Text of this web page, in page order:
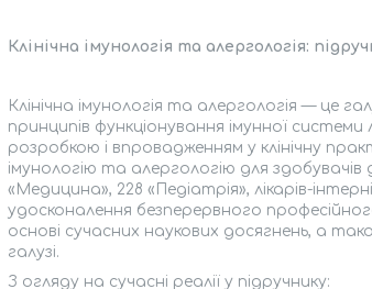
Клінічна імунологія та алергологія:
Клінічна імунологія та алергологія — це
принципів функціонування імунної
розробкою і впровадженням у клінічну
імунологію та алерголо­гію для здобувачів
«Медицина», 228 «Педіатрія», лікарів-
удосконалення безпе­рервного
основі сучасних наукових досягнень, а
галузі.
З огляду на сучасні реалії у підручнику: